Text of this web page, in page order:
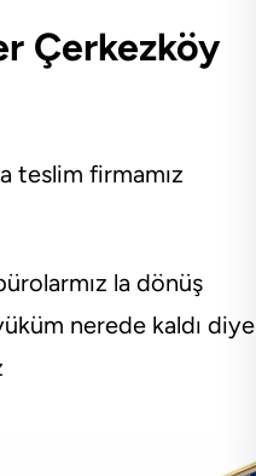
Çerkezköy
teslim firmamız
la dönüş
nerede kaldı diye